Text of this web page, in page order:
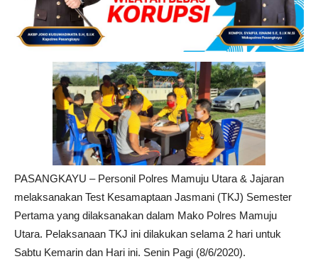
PASANGKAYU – Personil Polres Mamuju Utara & Jajaran
melaksanakan Test Kesamaptaan Jasmani (TKJ) Semester
Pertama yang dilaksanakan dalam Mako Polres Mamuju
Utara. Pelaksanaan TKJ ini dilakukan selama 2 hari untuk
Sabtu Kemarin dan Hari ini. Senin Pagi (8/6/2020).